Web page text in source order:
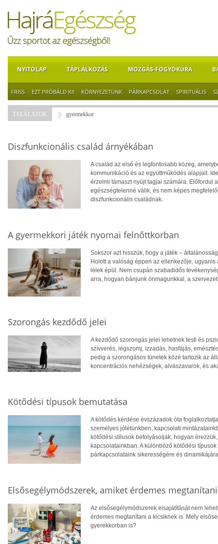
NYITÓLAP TÁPLÁLKOZÁS MOZGÁS-FOGYÓKÚRA
FRISS EZT PRÓBÁLD KI! KÖRNYEZETÜNK PÁRKAPCSOLAT SPIRITUÁLIS
TALÁLATOK gyermekkor
Diszfunkcionális család árnyékában
A család az első és legfontosabb közeg,
kommunikáció és az együttműködés alapjait.
érzelmi támaszt nyújt tagjai számára. Előfordul
egészségtelenné válik, és nem képes
diszfunkcionális családnak.
A gyermekkori játék nyomai felnőttkorban
Sokszor azt hisszük, hogy a játék –
Holott a valóság éppen az ellenkezője,
lélek épül. Nem csupán szabadidős
arra, hogyan bánjunk önmagunkkal, a
Szorongás kezdődő jelei
A kezdődő szorongás jelei lehetnek testi és
szívverés, légszomj, izzadás, hasfájás,
pedig a szorongásos tünetek közé tartozik az
koncentrációs nehézségek, alvászavarok, és
Kötődési típusok bemutatása
A kötődés kérdése évszázadok óta
személyes jólétünkben, kapcsolati
kötődési stílusok befolyásolják, hogyan
kapcsolatainkban. A különböző kötődési
párkapcsolataink sikerességére és
Elsősegélymódszerek, amiket érdemes
Az elsősegélymódszerek elsajátítását nem
érdemes megtanítani a kicsiknek is. Mely
gyerekkorban is?